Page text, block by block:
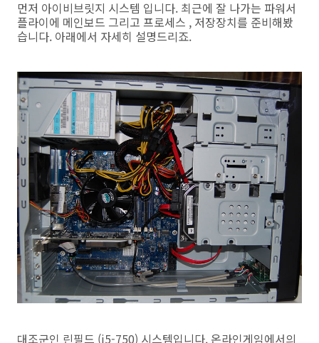
먼저 아이비브릿지 시스템 입니다. 최근에 잘 나가는 파워서
플라이에 메인보드 그리고 프로세스 , 저장장치를 준비해봤
습니다. 아래에서 자세히 설명드리죠.
대조군인 린필드 (i5-750) 시스템입니다. 온라인게임에서의